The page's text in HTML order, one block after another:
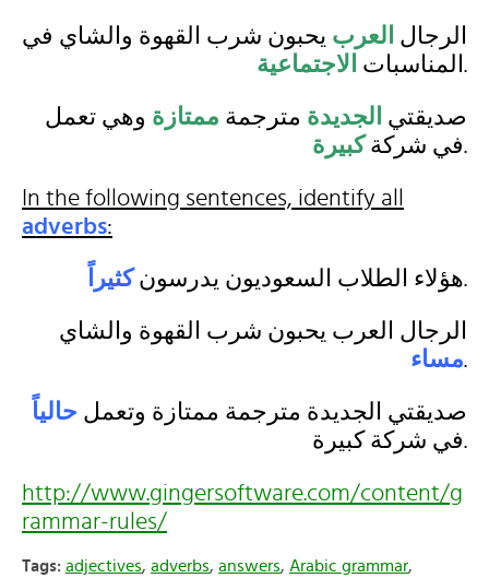
الرجال العرب يحبون شرب القهوة والشاي في
المناسبات الاجتماعية .
صديقتي الجديدة مترجمة ممتازة وهي تعمل
في شركةكبيرة .
In the following sentences, identify all
adverbs:
هؤلاء الطلاب السعوديون يدرسونكثيراً .
الرجال العرب يحبون شرب القهوة والشاي
مساء.
صديقتي الجديدة مترجمة ممتازة وتعمل حالياً
في شركة كبيرة.
http://www.gingersoftware.com/content/g
rammar-rules/
Tags: adjectives, adverbs, answers, Arabic grammar,